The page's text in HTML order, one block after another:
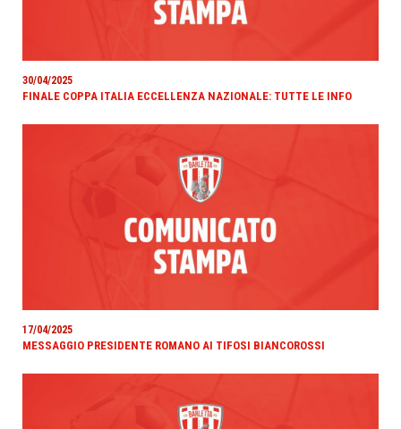
30/04/2025
FINALE COPPA ITALIA ECCELLENZA NAZIONALE: TUTTE LE INFO
17/04/2025
MESSAGGIO PRESIDENTE ROMANO AI TIFOSI BIANCOROSSI